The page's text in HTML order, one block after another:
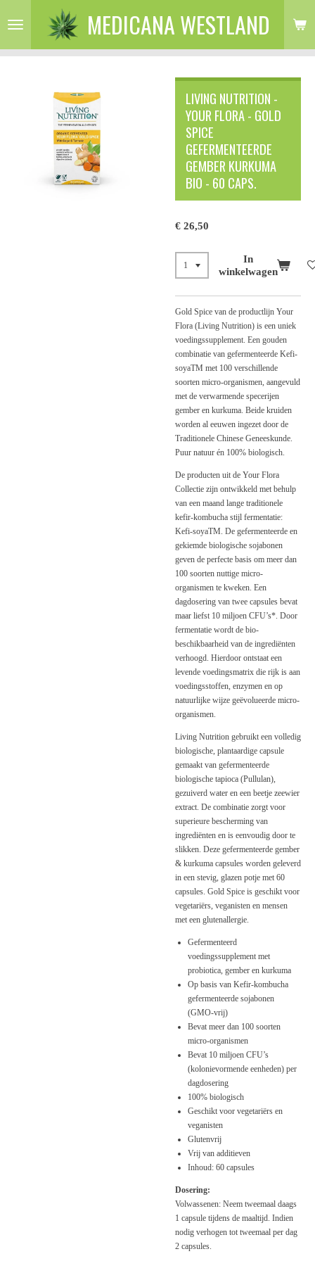
direct
de
MEDICANA WESTLAND
LIVING NUTRITION -
YOUR FLORA - GOLD
SPICE
GEFERMENTEERDE
GEMBER KURKUMA
BIO - 60 CAPS.
€ 26,50
In
winkelwagen
Gold Spice van de productlijn Your
Flora (Living Nutrition) is een uniek
voedingssupplement. Een gouden
combinatie van gefermenteerde Kefi-
soyaTM met 100 verschillende
soorten micro-organismen, aangevuld
met de verwarmende specerijen
gember en kurkuma. Beide kruiden
worden al eeuwen ingezet door de
Traditionele Chinese Geneeskunde.
Puur natuur én 100% biologisch.
De producten uit de Your Flora
Collectie zijn ontwikkeld met behulp
van een maand lange traditionele
kefir-kombucha stijl fermentatie:
Kefi-soyaTM. De gefermenteerde en
gekiemde biologische sojabonen
geven de perfecte basis om meer dan
100 soorten nuttige micro-
organismen te kweken. Een
dagdosering van twee capsules bevat
maar liefst 10 miljoen CFU’s*. Door
fermentatie wordt de bio-
beschikbaarheid van de ingrediënten
verhoogd. Hierdoor ontstaat een
levende voedingsmatrix die rijk is aan
voedingsstoffen, enzymen en op
natuurlijke wijze geëvolueerde micro-
organismen.
Living Nutrition gebruikt een volledig
biologische, plantaardige capsule
gemaakt van gefermenteerde
biologische tapioca (Pullulan),
gezuiverd water en een beetje zeewier
extract. De combinatie zorgt voor
superieure bescherming van
ingrediënten en is eenvoudig door te
slikken. Deze gefermenteerde gember
& kurkuma capsules worden geleverd
in een stevig, glazen potje met 60
capsules. Gold Spice is geschikt voor
vegetariërs, veganisten en mensen
met een glutenallergie.
Gefermenteerd
voedingssupplement met
probiotica, gember en kurkuma
Op basis van Kefir-kombucha
gefermenteerde sojabonen
(GMO-vrij)
Bevat meer dan 100 soorten
micro-organismen
Bevat 10 miljoen CFU’s
(kolonievormende eenheden) per
dagdosering
100% biologisch
Geschikt voor vegetariërs en
veganisten
Glutenvrij
Vrij van additieven
Inhoud: 60 capsules
Dosering:
Volwassenen: Neem tweemaal daags
1 capsule tijdens de maaltijd. Indien
nodig verhogen tot tweemaal per dag
2 capsules.